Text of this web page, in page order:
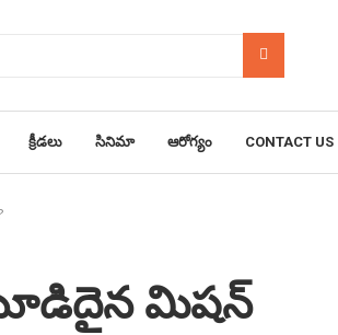
క్రీడలు సినిమా ఆరోగ్యం CONTACT US
మిషన్